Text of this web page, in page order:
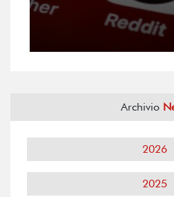
Archivio
2026
2025